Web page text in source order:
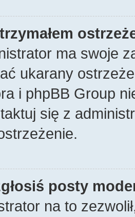
ma swoje
ukarany
i phpBB Group
się z
posty
na to